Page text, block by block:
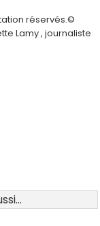
réservés.©
Lamy , journaliste